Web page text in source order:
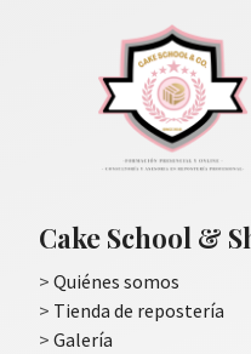
Cake School &
> Quiénes somos
> Tienda de repostería
> Galería